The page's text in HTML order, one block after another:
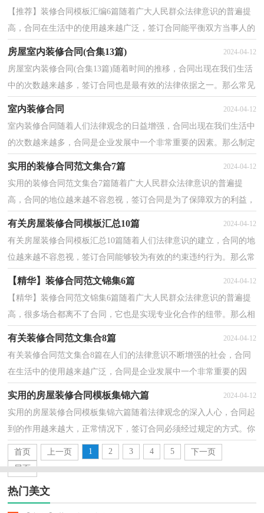
【推荐】装修合同模板汇编6篇随着广大人民群众法律意识的普遍提
高，合同在生活中的使用越来越广泛，签订合同能平衡双方当事人的
平等地位。那么大家知道合法的合同书怎么写吗？下...
房屋室内装修合同(合集13篇) 2024-04-12
房屋室内装修合同(合集13篇)随着时间的推移，合同出现在我们生活
中的次数越来越多，签订合同也是最有效的法律依据之一。那么常见
的合同书是什么样的呢？以下是小编整理的房屋室内...
室内装修合同 2024-04-12
室内装修合同随着人们法律观念的日益增强，合同出现在我们生活中
的次数越来越多，合同是企业发展中一个非常重要的因素。那么制定
实用的装修合同范文集合7篇 2024-04-12
实用的装修合同范文集合7篇随着广大人民群众法律意识的普遍提
高，合同的地位越来越不容忽视，签订合同是为了保障双方的利益，
避免不必要的争端。那么我们拟定合同的时候需要注意...
有关房屋装修合同模板汇总10篇 2024-04-12
有关房屋装修合同模板汇总10篇随着人们法律意识的建立，合同的地
位越来越不容忽视，签订合同能够较为有效的约束违约行为。那么常
【精华】装修合同范文锦集6篇 2024-04-12
【精华】装修合同范文锦集6篇随着广大人民群众法律意识的普遍提
高，很多场合都离不了合同，它也是实现专业化合作的纽带。那么相
有关装修合同范文集合8篇 2024-04-12
有关装修合同范文集合8篇在人们的法律意识不断增强的社会，合同
在生活中的使用越来越广泛，合同是企业发展中一个非常重要的因
素。那么问题来了，到底应如何拟定合同呢？以下是小编...
实用的房屋装修合同模板集锦六篇 2024-04-12
实用的房屋装修合同模板集锦六篇随着法律观念的深入人心，合同起
到的作用越来越大，正常情况下，签订合同必须经过规定的方式。你
知道合同的主要内容是什么吗？下面是小编帮大家整理...
首页 上一页 1 2 3 4 5
下一页
尾页
热门美文